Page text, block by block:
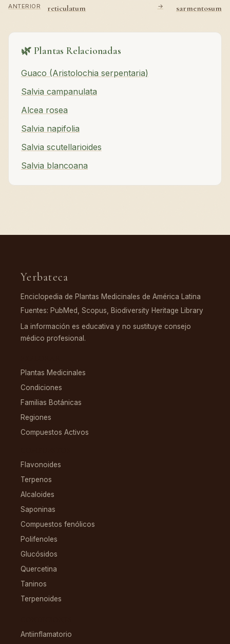
ANTERIOR
reticulatum
→
sarmentosum
🌿 Plantas Relacionadas
Guaco (Aristolochia serpentaria)
Salvia campanulata
Alcea rosea
Salvia napifolia
Salvia scutellarioides
Salvia blancoana
Yerbateca
Enciclopedia de Plantas Medicinales de América Latina
Fuentes: PubMed, Scopus, Biodiversity Heritage Library
La información es educativa y no sustituye consejo
médico profesional.
Plantas Medicinales
Condiciones
Familias Botánicas
Regiones
Compuestos Activos
Flavonoides
Terpenos
Alcaloides
Saponinas
Compuestos fenólicos
Polifenoles
Glucósidos
Quercetina
Taninos
Terpenoides
Antiinflamatorio